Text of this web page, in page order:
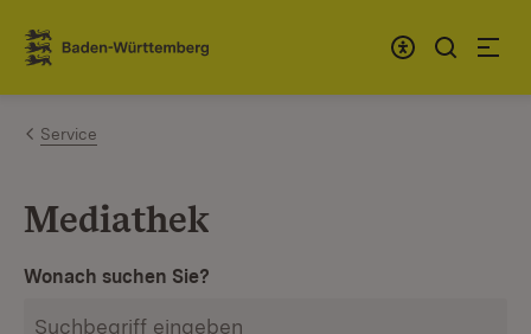
Zum Inhalt springen
Link zur Startseite
Service
Mediathek
Wonach suchen Sie?